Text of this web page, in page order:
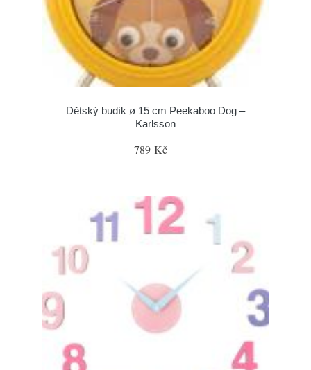
Dětský budík ø 15 cm Peekaboo Dog –
Karlsson
789 Kč